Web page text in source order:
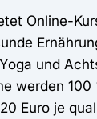
Online-
und
werden 100
Euro je